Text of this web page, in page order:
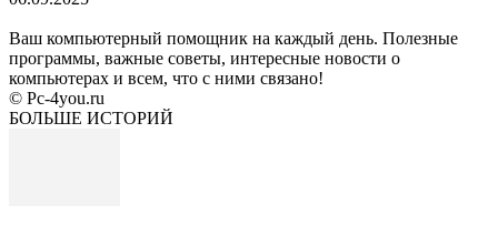
Ваш компьютерный помощник на каждый день. Полезные
программы, важные советы, интересные новости о
компьютерах и всем, что с ними связано!
© Pc-4you.ru
БОЛЬШЕ ИСТОРИЙ